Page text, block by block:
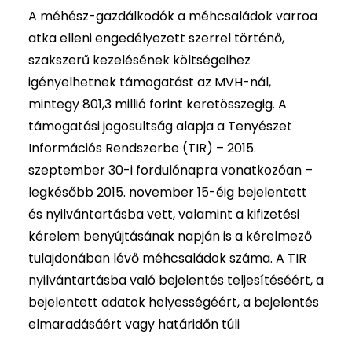
A méhész-gazdálkodók a méhcsaládok varroa
atka elleni engedélyezett szerrel történő,
szakszerű kezelésének költségeihez
igényelhetnek támogatást az MVH-nál,
mintegy 801,3 millió forint keretösszegig. A
támogatási jogosultság alapja a Tenyészet
Információs Rendszerbe (TIR) – 2015.
szeptember 30-i fordulónapra vonatkozóan –
legkésőbb 2015. november 15-éig bejelentett
és nyilvántartásba vett, valamint a kifizetési
kérelem benyújtásának napján is a kérelmező
tulajdonában lévő méhcsaládok száma. A TIR
nyilvántartásba való bejelentés teljesítéséért, a
bejelentett adatok helyességéért, a bejelentés
elmaradásáért vagy határidőn túli